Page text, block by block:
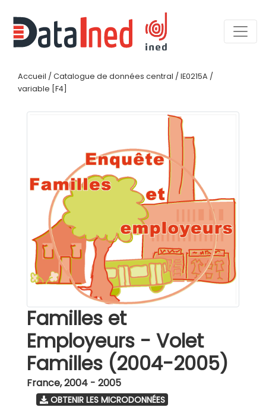
Accueil / Catalogue de données central / IE0215A /
variable [F4]
Familles et
Employeurs - Volet
Familles (2004-2005)
France,2004 - 2005
OBTENIR LES MICRODONNÉES